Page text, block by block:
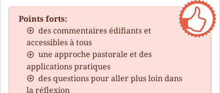
Points forts:
des commentaires édifiants et
accessibles à tous
une approche pastorale et des
applications pratiques
des questions pour aller plus loin dans
la réflexion